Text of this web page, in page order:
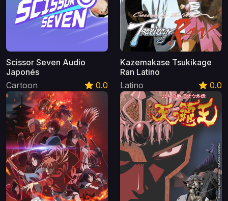
Scissor Seven Audio
Japonés
Cartoon
0.0
Kazemakase Tsukikage
Ran Latino
Latino
0.0